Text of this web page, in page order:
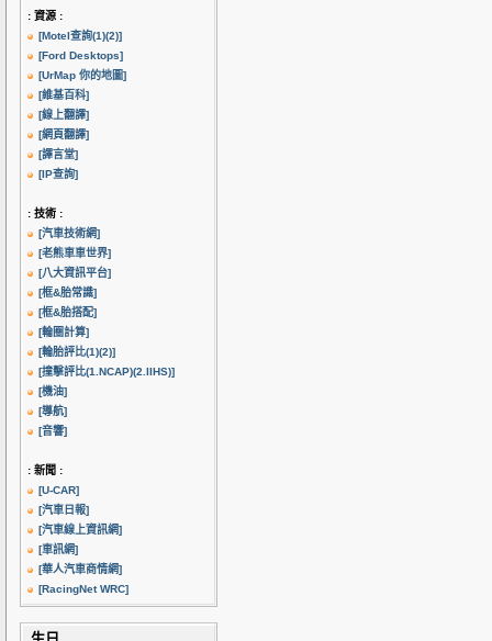
: 資源 :
[Motel查詢(1)(2)]
[Ford Desktops]
[UrMap 你的地圖]
[維基百科]
[線上翻譯]
[網頁翻譯]
[譯言堂]
[IP查詢]
: 技術 :
[汽車技術網]
[老熊車車世界]
[八大資訊平台]
[框&胎常識]
[框&胎搭配]
[輪圈計算]
[輪胎評比(1)(2)]
[撞擊評比(1.NCAP)(2.IIHS)]
[機油]
[導航]
[音響]
: 新聞 :
[U-CAR]
[汽車日報]
[汽車線上資訊網]
[車訊網]
[華人汽車商情網]
[RacingNet WRC]